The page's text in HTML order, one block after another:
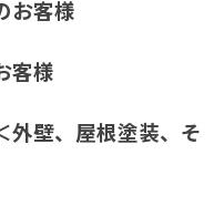
お客様
客様
外壁、屋根塗装、そ